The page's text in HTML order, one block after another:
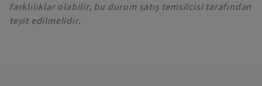
farklılıklar olabilir, bu durum satış temsilcisi tarafından
teyit edilmelidir.